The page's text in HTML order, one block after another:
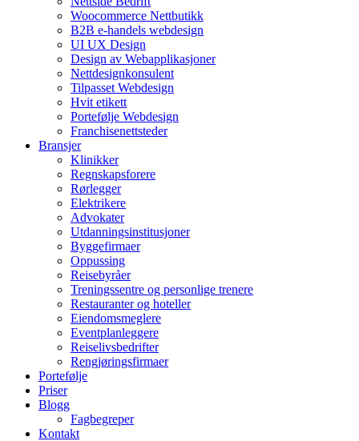
Woocommerce Nettbutikk
B2B e-handels webdesign
UI UX Design
Design av Webapplikasjoner
Nettdesignkonsulent
Tilpasset Webdesign
Hvit etikett
Portefølje Webdesign
Franchisenettsteder
Bransjer
Klinikker
Regnskapsforere
Rørlegger
Elektrikere
Advokater
Utdanningsinstitusjoner
Byggefirmaer
Oppussing
Reisebyråer
Treningssentre og personlige trenere
Restauranter og hoteller
Eiendomsmeglere
Eventplanleggere
Reiselivsbedrifter
Rengjøringsfirmaer
Portefølje
Priser
Blogg
Fagbegreper
Kontakt